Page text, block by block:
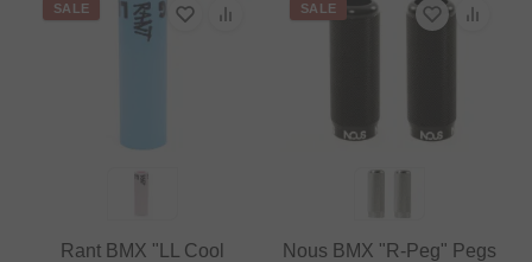
SALE
Rant BMX "LL Cool
SALE
Nous BMX "R-Peg" Pegs